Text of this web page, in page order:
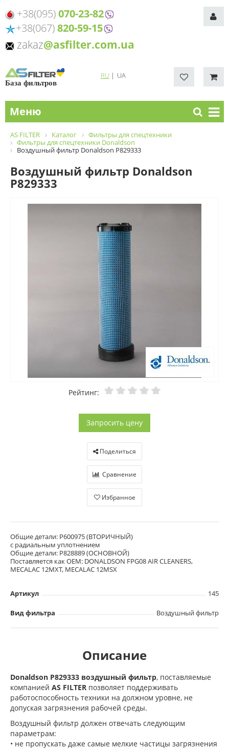
+38(095)070-23-82
+38(067)820-59-15
zakaz@asfilter.com.ua
База фильтров
RU| UA
Меню
AS FILTER Каталог
Фильтры для спецтехники
Фильтры для спецтехники Donaldson
Воздушный фильтр Donaldson P829333
Воздушный фильтр Donaldson
P829333
Рейтинг:
Запросить цену
Поделиться
Сравнение
Избранное
Общие детали: P600975 (ВТОРИЧНЫЙ)
с радиальным уплотнением
Общие детали: P828889 (ОСНОВНОЙ)
Поставляется как OEM: DONALDSON FPG08 AIR CLEANERS,
MECALAC 12MXT, MECALAC 12MSX
Артикул 145
Вид фильтра Воздушный фильтр
Описание
Donaldson P829333 воздушный фильтр, поставляемые
компанией AS FILTER позволяет поддерживать
работоспособность техники на должном уровне, не
допуская загрязнения рабочей среды.
Воздушный фильтр должен отвечать следующим
параметрам:
• не пропускать даже самые мелкие частицы загрязнения